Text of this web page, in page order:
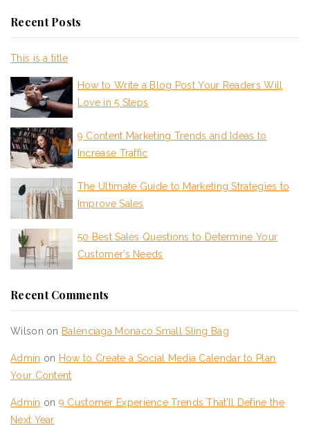
Recent Posts
This is a title
How to Write a Blog Post Your Readers Will
Love in 5 Steps
9 Content Marketing Trends and Ideas to
Increase Traffic
The Ultimate Guide to Marketing Strategies to
Improve Sales
50 Best Sales Questions to Determine Your
Customer’s Needs
Recent Comments
Wilson on Balenciaga Monaco Small Sling Bag
Admin on How to Create a Social Media Calendar to Plan
Your Content
Admin on 9 Customer Experience Trends That’ll Define the
Next Year